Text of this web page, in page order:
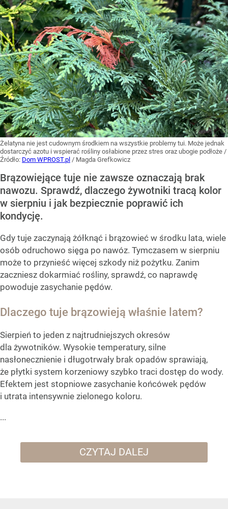
Żelatyna nie jest cudownym środkiem na wszystkie problemy tui. Może jednak
dostarczyć azotu i wspierać rośliny osłabione przez stres oraz ubogie podłoże /
Źródło: Dom WPROST.pl / Magda Grefkowicz
Brązowiejące tuje nie zawsze oznaczają brak
nawozu. Sprawdź, dlaczego żywotniki tracą kolor
w sierpniu i jak bezpiecznie poprawić ich
kondycję.
Gdy tuje zaczynają żółknąć i brązowieć w środku lata, wiele
osób odruchowo sięga po nawóz. Tymczasem w sierpniu
może to przynieść więcej szkody niż pożytku. Zanim
zaczniesz dokarmiać rośliny, sprawdź, co naprawdę
powoduje zasychanie pędów.
Dlaczego tuje brązowieją właśnie latem?
Sierpień to jeden z najtrudniejszych okresów
dla żywotników. Wysokie temperatury, silne
nasłonecznienie i długotrwały brak opadów sprawiają,
że płytki system korzeniowy szybko traci dostęp do wody.
Efektem jest stopniowe zasychanie końcówek pędów
i utrata intensywnie zielonego koloru.
...
CZYTAJ DALEJ